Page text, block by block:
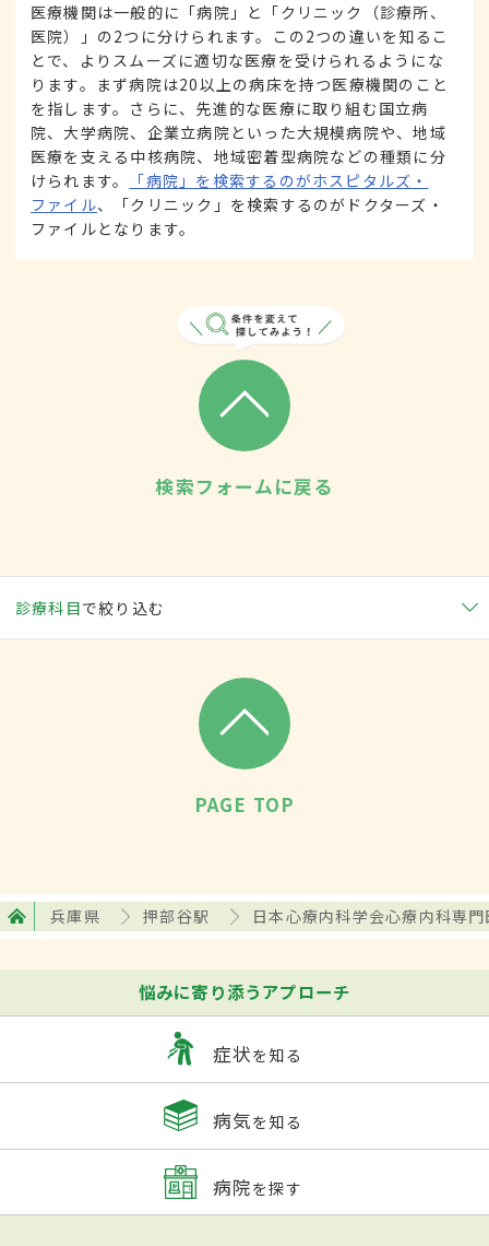
医療機関は一般的に「病院」と「クリニック（診療所、
医院）」の2つに分けられます。この2つの違いを知るこ
とで、よりスムーズに適切な医療を受けられるようにな
ります。まず病院は20以上の病床を持つ医療機関のこと
を指します。さらに、先進的な医療に取り組む国立病
院、大学病院、企業立病院といった大規模病院や、地域
医療を支える中核病院、地域密着型病院などの種類に分
けられます。
「病院」を検索するのがホスピタルズ・
ファイル、「クリニック」を検索するのがドクターズ・
ファイルとなります。
検索フォームに戻る
診療科目で絞り込む
PAGE TOP
兵庫県 押部谷駅 日本心療内科学会心療内科専門
悩みに寄り添うアプローチ
症状を知る
病気を知る
病院を探す